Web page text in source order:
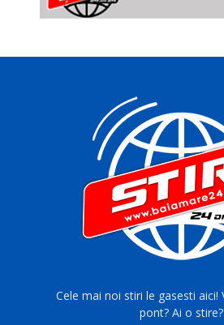
Cele mai noi stiri le gasesti aici!
pont? Ai o stire?